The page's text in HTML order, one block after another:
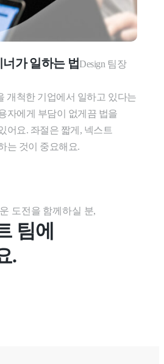
가 일하는 법Design 팀장
개척한 기업에서 일하고 있다는
자에게 부담이 없게끔 법을
어요. 좌절은 짧게, 넥스트
는 것이 중요해요.
도전을 함께하실 분,
팀에
.